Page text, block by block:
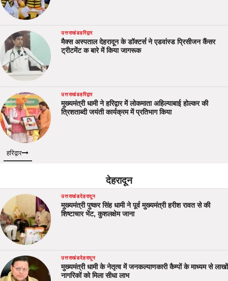
उत्तराखंडहरिद्वार
मैक्स अस्पताल देहरादून के डॉक्टर्स ने एडवांस्ड प्रिसीजन कैंसर
ट्रीटमेंट क बारे में किया जागरूक
उत्तराखंडहरिद्वार
मुख्यमंत्री धामी ने हरिद्वार में लोकमाता अहिल्याबाई होल्कर की
त्रिशताब्दी जयंती कार्यक्रम में प्रतिभाग किया
हरिद्वार
देहरादून
उत्तराखंडदेहरादून
मुख्यमंत्री पुष्कर सिंह धामी ने पूर्व मुख्यमंत्री हरीश रावत से की
शिष्टाचार भेंट, कुशलक्षेम जाना
उत्तराखंडदेहरादून
मुख्यमंत्री धामी के नेतृत्व में जनकल्याणकारी कैम्पों के माध्यम से लाखों
नागरिकों को मिला सीधा लाभ